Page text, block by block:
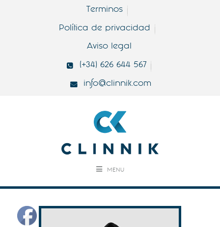
Terminos
Política de privacidad
Aviso legal
(+34) 626 644 567
info@clinnik.com
MENU